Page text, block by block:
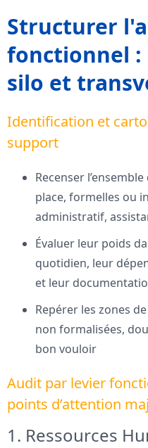
Structurer
fonctionnel :
silo et
Identification et
support
Recenser
place, formelles ou
administratif,
Évaluer leur poids
quotidien, leur
et leur
Repérer les zones
non formalisées,
bon vouloir
Audit par levier
points d’attention
1. Ressources